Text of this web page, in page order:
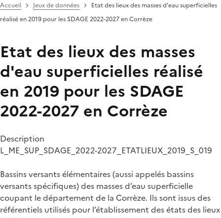
Accueil Jeux de données
Etat des lieux des masses d'eau superficielles
réalisé en 2019 pour les SDAGE 2022-2027 en Corrèze
Etat des lieux des masses
d'eau superficielles réalisé
en 2019 pour les SDAGE
2022-2027 en Corrèze
Description
L_ME_SUP_SDAGE_2022-2027_ETATLIEUX_2019_S_019
Bassins versants élémentaires (aussi appelés bassins
versants spécifiques) des masses d’eau superficielle
coupant le département de la Corrèze. Ils sont issus des
référentiels utilisés pour l’établissement des états des lieux